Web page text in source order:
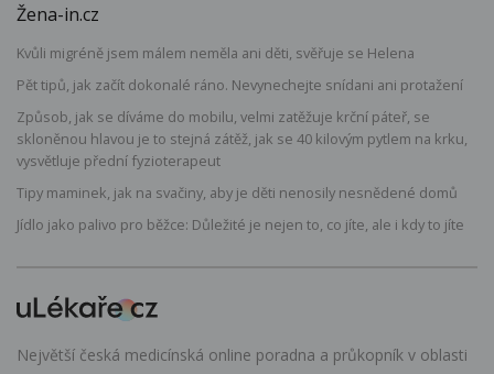
Žena-in.cz
Kvůli migréně jsem málem neměla ani děti, svěřuje se Helena
Pět tipů, jak začít dokonalé ráno. Nevynechejte snídani ani protažení
Způsob, jak se díváme do mobilu, velmi zatěžuje krční páteř, se
skloněnou hlavou je to stejná zátěž, jak se 40 kilovým pytlem na krku,
vysvětluje přední fyzioterapeut
Tipy maminek, jak na svačiny, aby je děti nenosily nesnědené domů
Jídlo jako palivo pro běžce: Důležité je nejen to, co jíte, ale i kdy to jíte
Největší česká medicínská online poradna a průkopník v oblasti